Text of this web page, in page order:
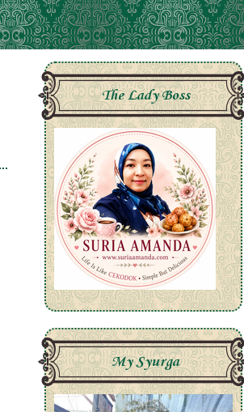
The Lady Boss
My Syurga